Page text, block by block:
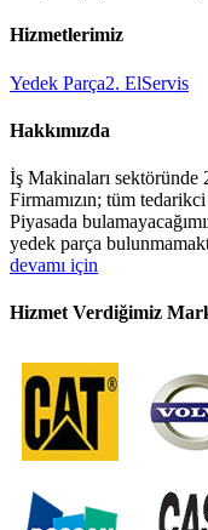
Hizmetlerimiz
Yedek Parça2. ElServis
Hakkımızda
İş Makinaları sektöründe
Firmamızın; tüm
Piyasada
yedek parça
devamı için
Hizmet Verdiğimiz